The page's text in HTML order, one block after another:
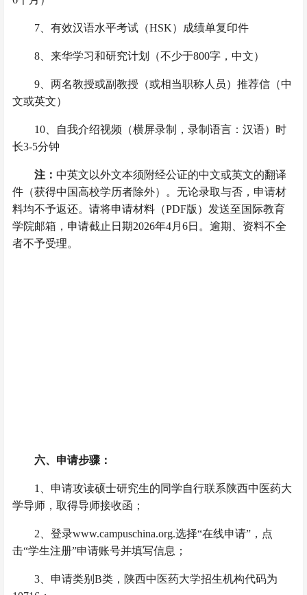
7 、有效汉语水平考试（HSK）成绩单复印件
8 、来华学习和研究计划（不少于800字，中文）
9 、两名教授或副教授（或相当职称人员）推荐信（中
文或英文）
10 、自我介绍视频（横屏录制，录制语言：汉语）时
长3-5分钟
注：中英文以外文本须附经公证的中文或英文的翻译
件（获得中国高校学历者除外）。无论录取与否，申请材
料均不予返还。请将申请材料（PDF版）发送至国际教育
学院邮箱，申请截止日期2026年4月6日。逾期、资料不全
者不予受理。
六、申请步骤：
1
、申请攻读硕士研究生的同学自行联系陕西中医药大
学导师，取得导师接收函；
2 、登录www.campuschina.org.选择“在线申请”，点
击“学生注册”申请账号并填写信息；
3 、申请类别B类，陕西中医药大学招生机构代码为